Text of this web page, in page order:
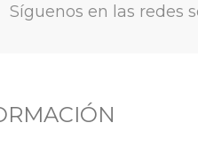
Síguenos en las redes